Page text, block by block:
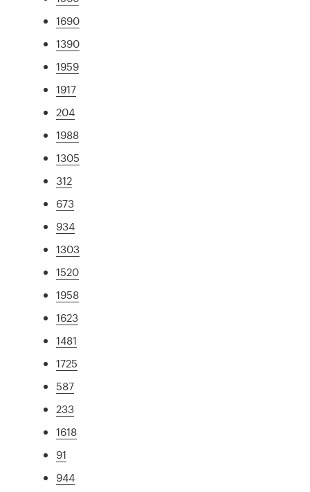
1690
1390
1959
1917
204
1988
1305
312
673
934
1303
1520
1958
1623
1481
1725
587
233
1618
91
944